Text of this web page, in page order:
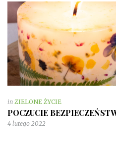
in ZIELONE ŻYCIE
POCZUCIE
4 lutego 2022